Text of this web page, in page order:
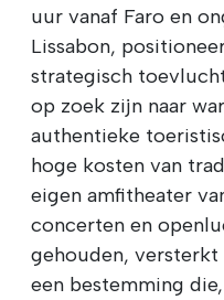
uur vanaf Faro en
Lissabon,
strategisch
op zoek zijn naar
authentieke
hoge kosten van
eigen amfitheater
concerten en
gehouden,
een bestemming